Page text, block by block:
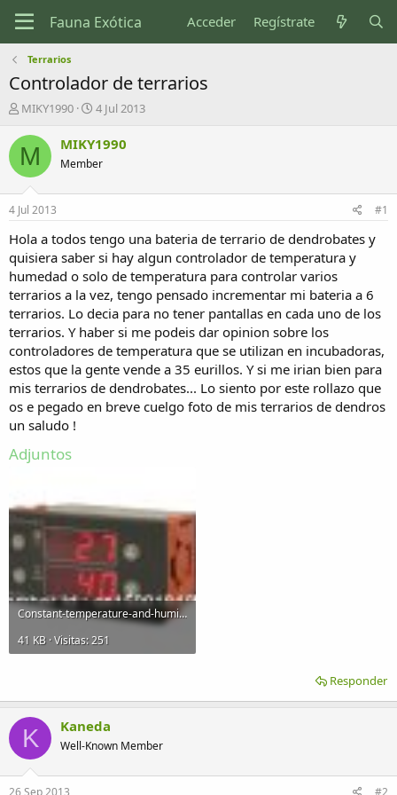
Acceder Regístrate
Terrarios
Controlador de terrarios
I
i
c
i
o
r
d
e
l
t
e
m
a
MIKY1990
F
c
a
n
c
i
o
4 Jul 2013
M MIKY1990
Member
4 Jul 2013 #1
Hola a todos tengo una bateria de terrario de dendrobates y
quisiera saber si hay algun controlador de temperatura y
humedad o solo de temperatura para controlar varios
terrarios a la vez, tengo pensado incrementar mi bateria a 6
terrarios. Lo decia para no tener pantallas en cada uno de los
terrarios. Y haber si me podeis dar opinion sobre los
controladores de temperatura que se utilizan en incubadoras,
estos que la gente vende a 35 eurillos. Y si me irian bien para
mis terrarios de dendrobates... Lo siento por este rollazo que
os e pegado en breve cuelgo foto de mis terrarios de dendros
un saludo !
Adjuntos
Constant-temperature-and-humidity-controller-EW-330.jpg
41 KB · Visitas: 251
Responder
K Kaneda
Well-Known Member
26 Sep 2013 #2